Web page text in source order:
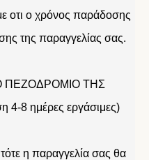
οτι ο χρόνος παράδοσης
της παραγγελίας σας.
ΠΕΖΟΔΡΟΜΙΟ ΤΗΣ
8 ημέρες εργάσιμες)
η παραγγελία σας θα